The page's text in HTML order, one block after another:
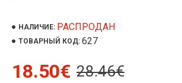
НАЛИЧИЕ: РАСПРОДАН
ТОВАРНЫЙ КОД: 627
18.50€ 28.46€